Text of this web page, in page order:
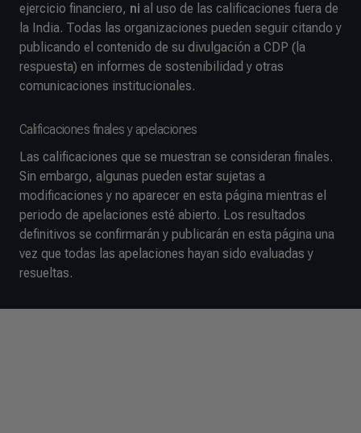
ejercicio financiero, ni al uso de las calificaciones fuera de
la India. Todas las organizaciones pueden seguir citando y
publicando el contenido de su divulgación a CDP (la
respuesta) en informes de sostenibilidad y otras
comunicaciones institucionales.
Calificaciones finales y apelaciones
Las calificaciones que se muestran se consideran finales.
Sin embargo, algunas pueden estar sujetas a
modificaciones y no aparecer en esta página mientras el
periodo de apelaciones esté abierto. Los resultados
definitivos se confirmarán y publicarán en esta página una
vez que todas las apelaciones hayan sido evaluadas y
resueltas.